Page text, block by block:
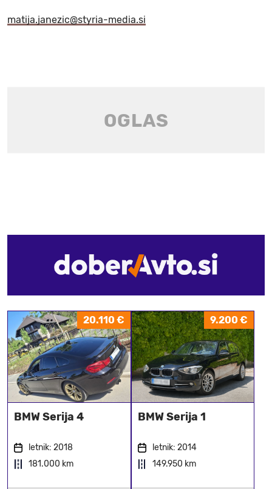
matija.janezic@styria-media.si
20.110 €
BMW Serija 4
letnik: 2018
181.000 km
9.200 €
BMW Serija 1
letnik: 2014
149.950 km